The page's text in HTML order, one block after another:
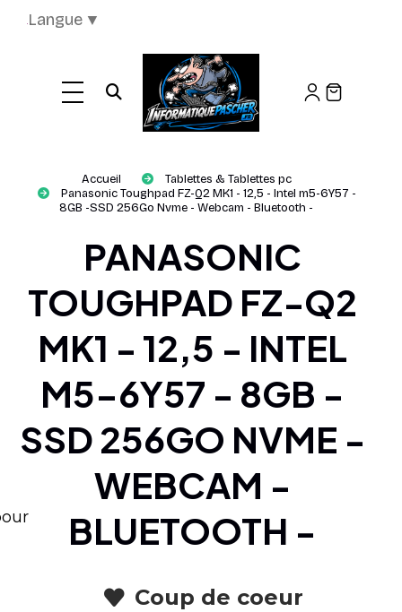
Ouvrir la recherche
Accueil
Tablettes & Tablettes pc
Panasonic Toughpad FZ-Q2 MK1 - 12,5 - Intel m5-6Y57 -
8GB -SSD 256Go Nvme - Webcam - Bluetooth -
PANASONIC
TOUGHPAD FZ-Q2
MK1 - 12,5 - INTEL
M5-6Y57 - 8GB -
SSD 256GO NVME -
WEBCAM -
BLUETOOTH -
Coup de coeur
Langue ▼